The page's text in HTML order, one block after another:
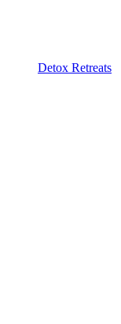
Detox Retreats